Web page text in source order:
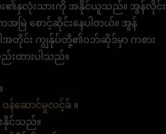
း၏နှလုံးသားကို အနိုင်ယူသည်။ အွန်လိုင်း
အမြဲ စောင့်ဆိုင်းနေပါတယ်။ အွန်
ါအတိုင်း ကျွန်ုပ်တို့၏ဝဘ်ဆိုဒ်မှာ ကစား
းထားပါသည်။
ဝန်ဆောင်မှုလင့်ခ် ။
းနိုင်သည်။